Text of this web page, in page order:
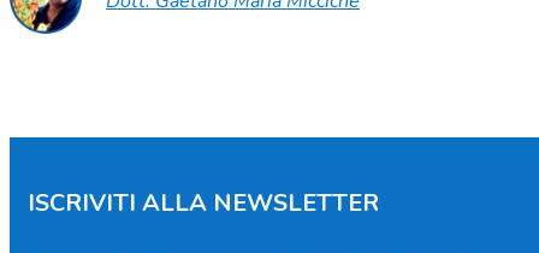
ISCRIVITI ALLA NEWSLETTER